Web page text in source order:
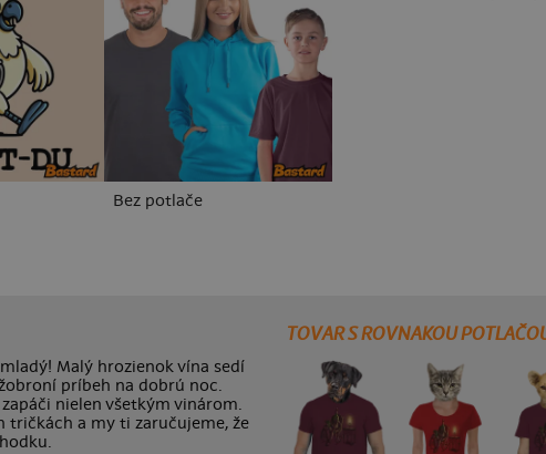
Bez potlače
Malý hrozienok vína sedí
príbeh na dobrú noc.
nielen všetkým vinárom.
tričkách a my ti zaručujeme, že
TOVAR S ROVNAKOU